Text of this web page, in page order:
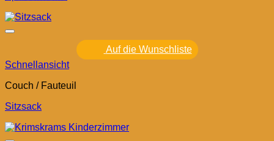
Auf die Wunschliste
Schnellansicht
Couch / Fauteuil
Sitzsack